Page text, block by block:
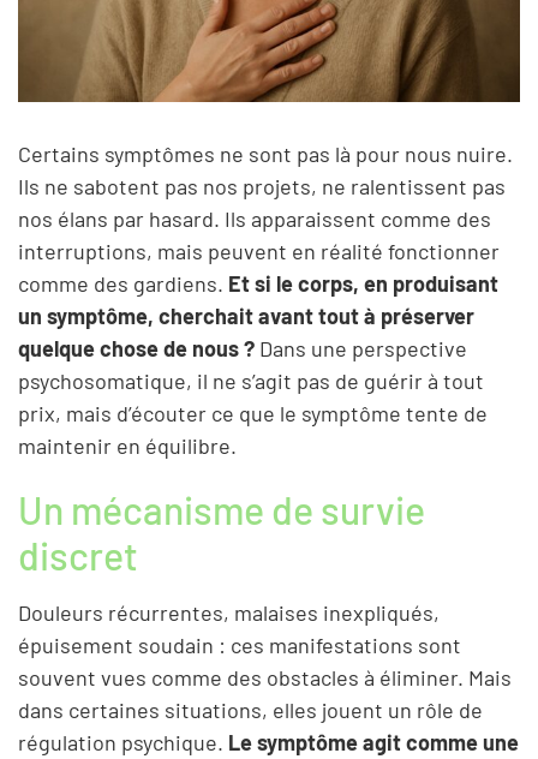
Certains symptômes ne sont pas là pour nous nuire.
Ils ne sabotent pas nos projets, ne ralentissent pas
nos élans par hasard. Ils apparaissent comme des
interruptions, mais peuvent en réalité fonctionner
comme des gardiens. Et si le corps, en produisant
un symptôme, cherchait avant tout à préserver
quelque chose de nous ? Dans une perspective
psychosomatique, il ne s’agit pas de guérir à tout
prix, mais d’écouter ce que le symptôme tente de
maintenir en équilibre.
Un mécanisme de survie
discret
Douleurs récurrentes, malaises inexpliqués,
épuisement soudain : ces manifestations sont
souvent vues comme des obstacles à éliminer. Mais
dans certaines situations, elles jouent un rôle de
régulation psychique. Le symptôme agit comme une